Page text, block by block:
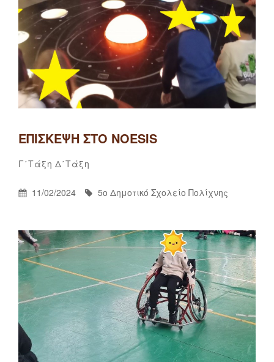
ΕΠΊΣΚΕΨΗ ΣΤΟ NOESIS
Categories
Γ΄τάξη Δ΄τάξηBy
5ο
Δημοτικό
Πολίχνης
Posted
11/02/2024 By
5ο Δημοτικό Σχολείο Πολίχνης